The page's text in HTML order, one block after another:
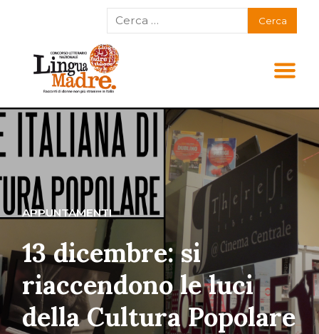
APPUNTAMENTI
13 dicembre: si
riaccendono le luci
della Cultura Popolare